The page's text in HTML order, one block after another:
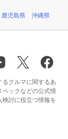
鹿児島県 沖縄県
クルマに関するあ
ペックなどの公式情
討に役立つ情報を